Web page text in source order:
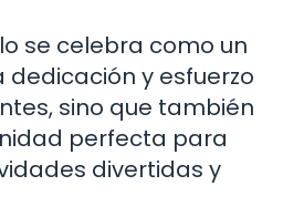
se celebra como un
dedicación y esfuerzo
sino que también
perfecta para
divertidas y